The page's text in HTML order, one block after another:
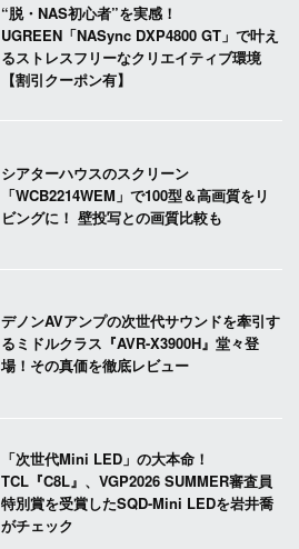
“脱・NAS初心者”を実感！
UGREEN「NASync DXP4800 GT」で叶え
るストレスフリーなクリエイティブ環境
【割引クーポン有】
シアターハウスのスクリーン
「WCB2214WEM」で100型＆高画質をリ
ビングに！ 壁投写との画質比較も
デノンAVアンプの次世代サウンドを牽引す
るミドルクラス『AVR-X3900H』堂々登
場！その真価を徹底レビュー
「次世代Mini LED」の大本命！
TCL『C8L』、VGP2026 SUMMER審査員
特別賞を受賞したSQD-Mini LEDを岩井喬
がチェック